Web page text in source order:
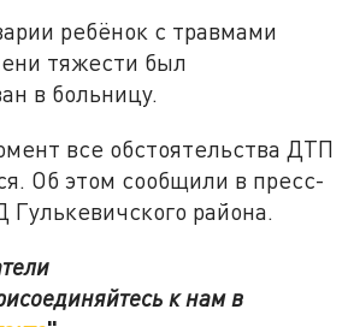
ребёнок с травмами
тяжести был
в больницу.
все обстоятельства ДТП
Об этом сообщили в пресс-
района.
к нам в